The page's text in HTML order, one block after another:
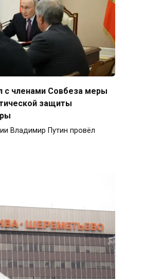
с членами Совбеза меры
защиты
Владимир Путин провёл